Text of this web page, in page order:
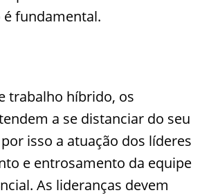
fundamental.
trabalho híbrido, os
a se distanciar do seu
isso a atuação dos líderes
e entrosamento da equipe
As lideranças devem